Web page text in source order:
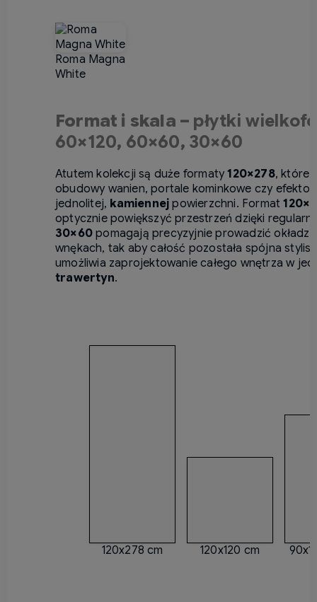
Roma Magna
White
Format i skala – płytki
60×120, 60×60, 30×60
Atutem kolekcji są duże formaty120×278, które
obudowy wanien, portale kominkowe czy
jednolitej, kamiennej powierzchni. Format
optycznie powiększyć przestrzeń dzięki
30×60 pomagają precyzyjnie prowadzić
wnękach, tak aby całość pozostała spójna
umożliwia zaprojektowanie całego wnętrza w
trawertyn.
120x278 cm 120x120 cm